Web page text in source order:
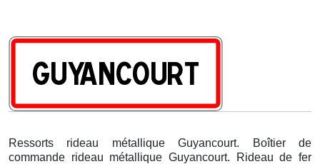
Ressorts rideau métallique Guyancourt. Boîtier de
commande rideau métallique Guyancourt. Rideau de fer